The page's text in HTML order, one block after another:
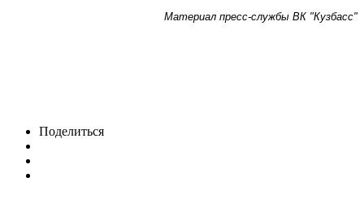
Материал пресс-службы ВК "Кузбасс"
Поделиться